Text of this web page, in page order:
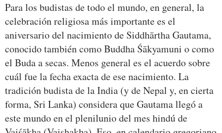
Para los budistas de todo el mundo, en general, la
celebración religiosa más importante es el
aniversario del nacimiento de Siddhārtha Gautama,
conocido también como Buddha Śākyamuni o como
el Buda a secas. Menos general es el acuerdo sobre
cuál fue la fecha exacta de ese nacimiento. La
tradición budista de la India (y de Nepal y, en cierta
forma, Sri Lanka) considera que Gautama llegó a
este mundo en el plenilunio del mes hindú de